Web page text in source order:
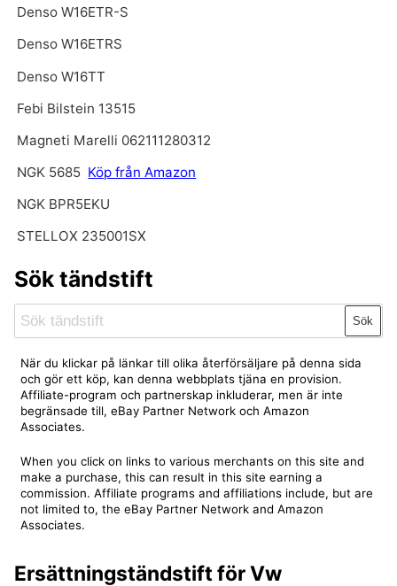
Denso W16ETR-S
Denso W16ETRS
Denso W16TT
Febi Bilstein 13515
Magneti Marelli 062111280312
NGK 5685 Köp från Amazon
NGK BPR5EKU
STELLOX 235001SX
Sök tändstift
Sök
När du klickar på länkar till olika återförsäljare på denna sida
och gör ett köp, kan denna webbplats tjäna en provision.
Affiliate-program och partnerskap inkluderar, men är inte
begränsade till, eBay Partner Network och Amazon
Associates.
When you click on links to various merchants on this site and
make a purchase, this can result in this site earning a
commission. Affiliate programs and affiliations include, but are
not limited to, the eBay Partner Network and Amazon
Associates.
Ersättningständstift för Vw